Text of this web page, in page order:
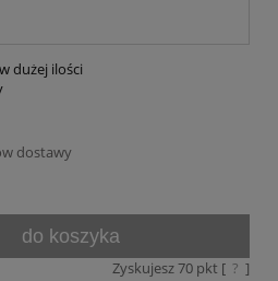
dużej ilości
dostawy
do koszyka
Zyskujesz70pkt [ ? ]